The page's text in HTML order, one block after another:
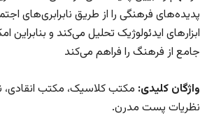
پدیده‌های فرهنگی را از طریق نابرابری‌های
ابزارهای ایدئولوژیک تحلیل می‌کند و
جامع از فرهنگ را فراهم می‌کند
واژگان کلیدی: مکتب کلاسیک، مکتب انقادی،
نظریات پست مدرن.